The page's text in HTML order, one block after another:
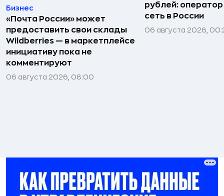
Бизнес
«Почта России» может
предоставить свои склады
Wildberries — в маркетплейсе
инициативу пока не
комментируют
06 августа 2026, 08:00
рублей:
сеть в России
06 августа 2026,